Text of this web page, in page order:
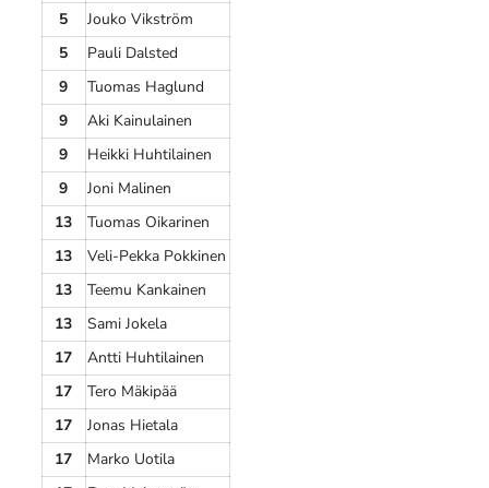
5
Jouko Vikström
5
Pauli Dalsted
9
Tuomas Haglund
9
Aki Kainulainen
9
Heikki Huhtilainen
9
Joni Malinen
13
Tuomas Oikarinen
13
Veli-Pekka Pokkinen
13
Teemu Kankainen
13
Sami Jokela
17
Antti Huhtilainen
17
Tero Mäkipää
17
Jonas Hietala
17
Marko Uotila